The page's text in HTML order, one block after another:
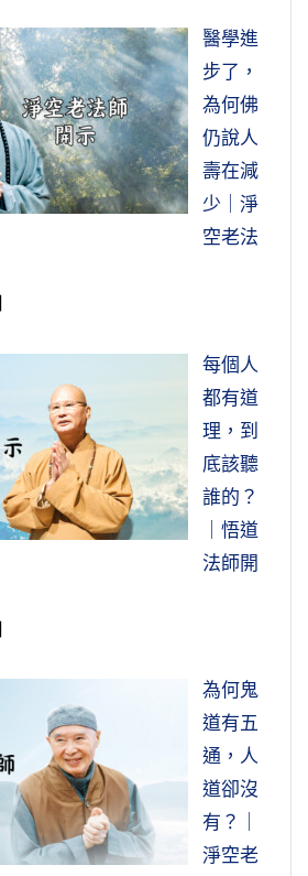
學了幾十年明白了，真的是遍
香也是遍法界。因為這個光跟
出來的，不是其他的，自性裡
法界的。
二零一二淨土大經科註
所以，因果教育比倫理道德教
是利害的教育，這裡頭有大
大利，作惡得大害。所以，
造惡可哀」，這是佛眼睛裡看
瞋痴？自作自受。
研習報告（第七十五集）
要曉得，出家人現在穿這個服
，明朝普通百姓的服裝。真正
這件披衣，我們現在用扣環，
叫出家人的衣服。只有在法
們把這個衣服搭在海青的上
所以在明朝時候，出家跟在家
是剃頭，衣服上沒有花紋，差
人是戴帽子，出家人剃頭。
服就變成出家人的衣服，這
壽經（第一八一集）
他，要認真去幫助他，這就叫
真的叫度眾生，鬼神都度、畜
有人說人比鬼難度，人比畜生
。難度的要度，不難度的就更
曉得。
科註（第二０六集）
念頭可以改變物質現象。第一
，你的念頭正，純正純善，
百病不生。生病一定有不善的
善的念頭製造出帶病毒的細
象。所以佛家講貪瞋痴叫三
五毒，如果心裡有這些東西，
就帶著有病毒，那就是一切病
個道理，把病毒放下，於一
痴、不傲慢、不懷疑，你身
淨土大經科註（第四十六集）
醫學進
步了，
為何佛
仍說人
壽在減
少｜淨
空老法
每個人
都有道
理，到
底該聽
誰的？
｜悟道
法師開
為何鬼
道有五
通，人
道卻沒
有？｜
淨空老